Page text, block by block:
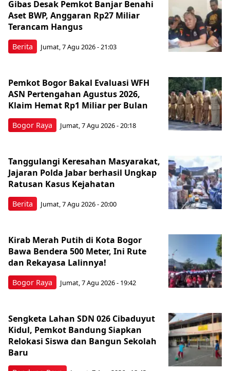
Berita
Gibas Desak Pemkot Banjar Benahi
Aset BWP, Anggaran Rp27 Miliar
Terancam Hangus
Jumat, 7 Agu 2026 - 21:03
Bogor Raya
Pemkot Bogor Bakal Evaluasi WFH
ASN Pertengahan Agustus 2026,
Klaim Hemat Rp1 Miliar per Bulan
Jumat, 7 Agu 2026 - 20:18
Berita
Tanggulangi Keresahan Masyarakat,
Jajaran Polda Jabar berhasil Ungkap
Ratusan Kasus Kejahatan
Jumat, 7 Agu 2026 - 20:00
Bogor Raya
Kirab Merah Putih di Kota Bogor
Bawa Bendera 500 Meter, Ini Rute
dan Rekayasa Lalinnya!
Jumat, 7 Agu 2026 - 19:42
Sengketa Lahan SDN 026 Cibaduyut
Kidul, Pemkot Bandung Siapkan
Relokasi Siswa dan Bangun Sekolah
Baru